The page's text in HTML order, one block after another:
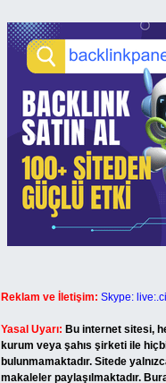
Reklam ve İletişim: Skype:
Yasal Uyarı: Bu internet sitesi,
kurum veya şahıs şirketi ile
bulunmamaktadır. Sitede
makaleler paylaşılmaktadır.